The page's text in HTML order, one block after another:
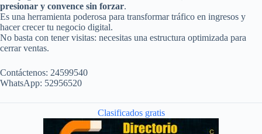
presionar y convence sin forzar.
Es una herramienta poderosa para transformar tráfico en ingresos y
hacer crecer tu negocio digital.
No basta con tener visitas: necesitas una estructura optimizada para
cerrar ventas.
Contáctenos: 24599540
WhatsApp: 52956520
Clasificados gratis